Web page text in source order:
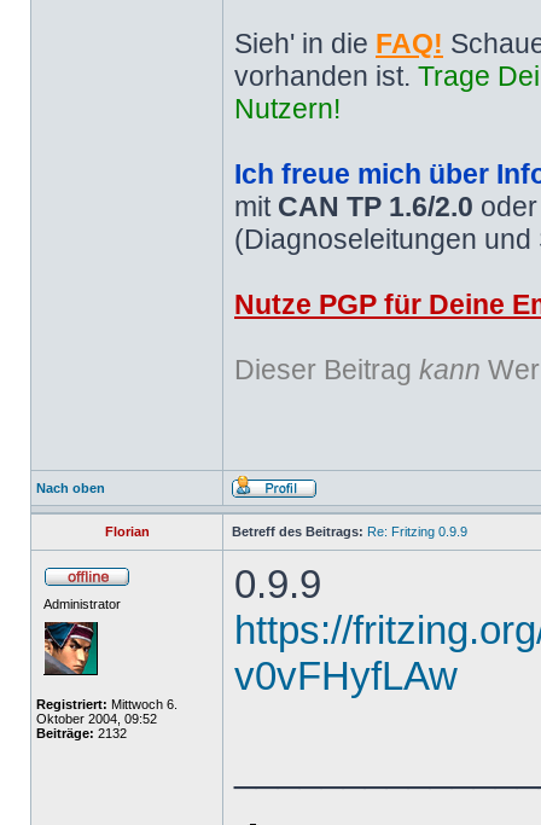
Sieh' in die FAQ!
vorhanden ist. Trage
Nutzern!
Ich freue mich über
mit CAN TP 1.6/2.0
(Diagnoseleitungen
Nutze PGP für Deine
Dieser Beitrag kann
Nach oben
Florian Betreff des Beitrags: Re: Fritzing 0.9.9
Administrator
Registriert: Mittwoch 6.
Oktober 2004, 09:52
Beiträge: 2132
0.9.9
https://
v0vFHyfLAw